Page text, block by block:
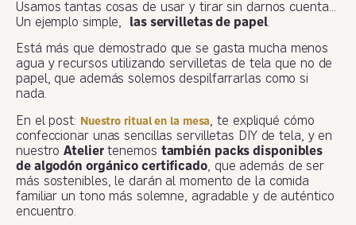
Usamos tantas cosas de usar y tirar sin darnos cuenta…
Un ejemplo simple, las servilletas de papel.
Está más que demostrado que se gasta mucha menos
agua y recursos utilizando servilletas de tela que no de
papel, que además solemos despilfarrarlas como si
nada.
En el post: Nuestro ritual en la mesa, te expliqué cómo
confeccionar unas sencillas servilletas DIY de tela, y en
nuestroAteliertenemos también packs disponibles
de algodón orgánico certificado, que además de ser
más sostenibles, le darán al momento de la comida
familiar un tono más solemne, agradable y de auténtico
encuentro.